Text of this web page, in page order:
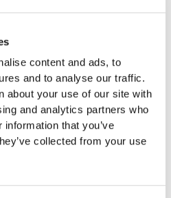
content and ads, to
and to analyse our traffic.
about your use of our site with
and analytics partners who
that you’ve
collected from your use
mot de bilder som visas